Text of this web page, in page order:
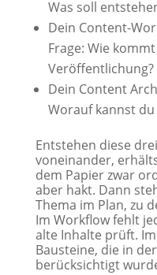
Was soll
Dein Content-
Frage: Wie
Veröffentlichung?
Dein Content
Worauf kannst
Entstehen diese
voneinander,
dem Papier zwar
aber hakt. Dann
Thema im Plan, zu
Im Workflow fehlt
alte Inhalte prüft.
Bausteine, die in
berücksichtigt